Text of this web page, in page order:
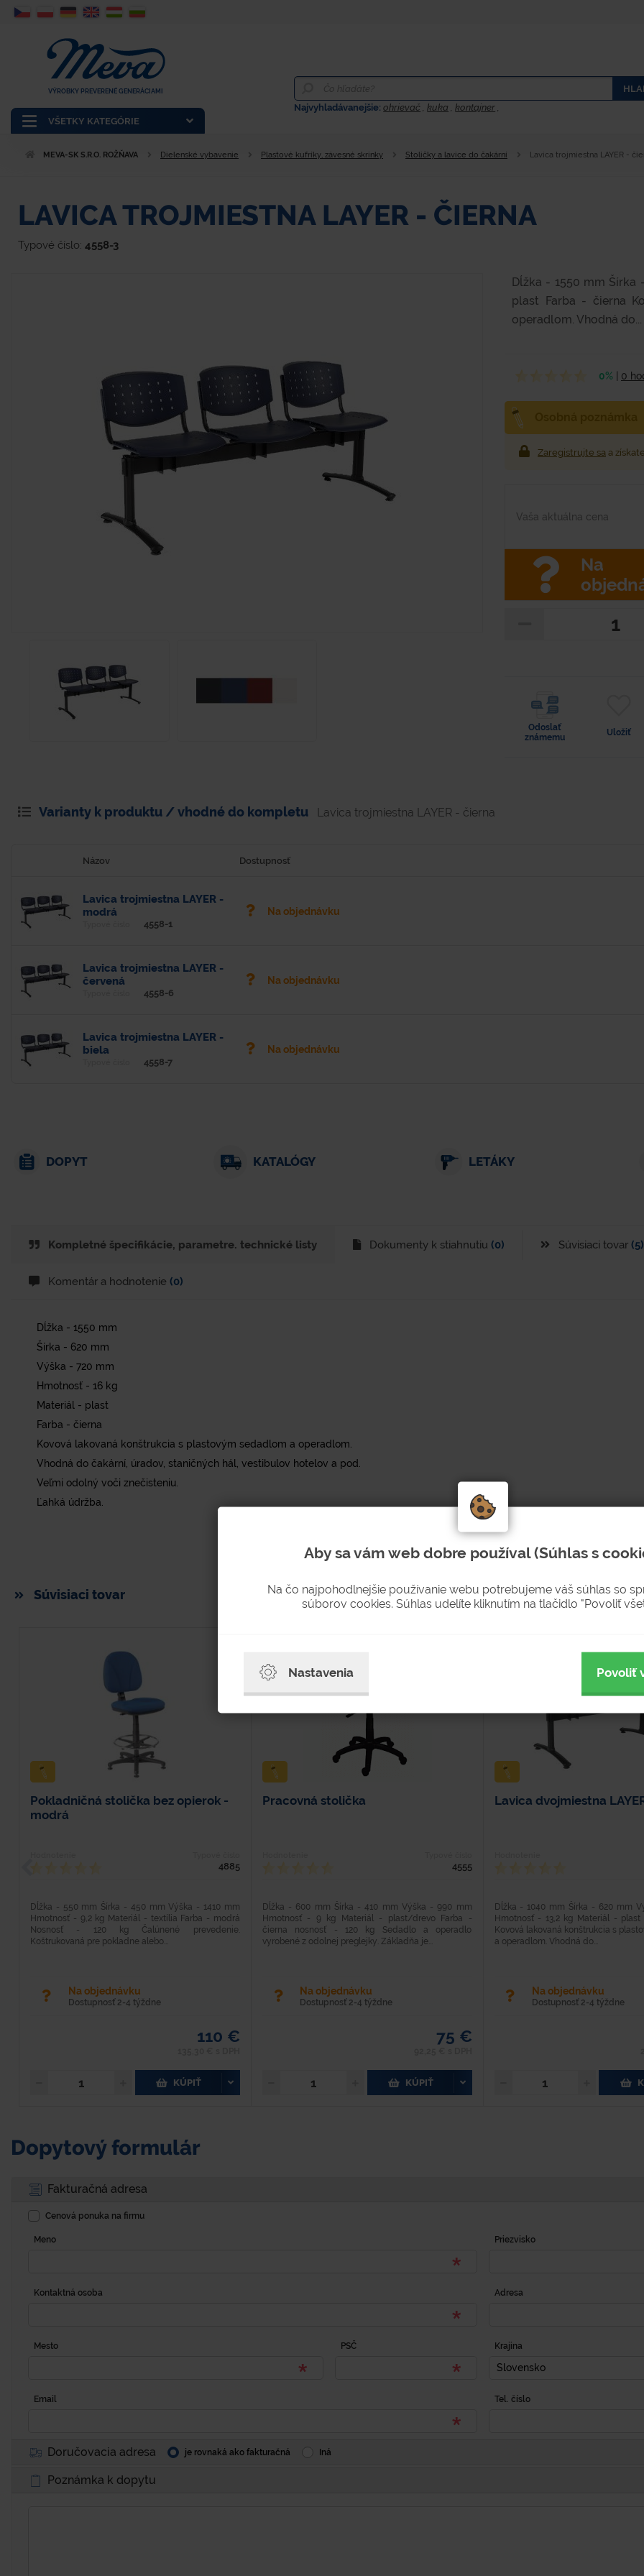
VŠETKY KATEGÓRIE
VÝROBKY PREVERENÉ GENERÁCIAMI
Najvyhladávanejšie:ohrievač ,kuka ,kontajner ,
MEVA-SK S.R.O. ROŽŇAVA Dielenské vybavenie Plastové kufríky, závesné skrinky Stoličky a lavice do čakární Lavica trojmiestna LAYER -
LAVICA TROJMIESTNA LAYER - ČIERNA
Typové číslo: 4558-3
Dĺžka - 1550 mm
plast Farba - čierna
operadlom. Vhodná do...
0% 0
Zaregistrujte sa a
Vaša aktuálna cena
Na
Odoslať
známemu
Uložiť
Varianty k produktu / vhodné do kompletu Lavica trojmiestna LAYER - čierna
Názov Dostupnosť
Lavica trojmiestna LAYER -
modrá
4558-1
Na objednávku
Lavica trojmiestna LAYER -
červená
4558-6
Na objednávku
Lavica trojmiestna LAYER -
biela
4558-7
Na objednávku
DOPYT KATALÓGY LETÁKY
Kompletné špecifikácie, parametre. technické listy Dokumenty k stiahnutiu (0) Súvisiaci tovar (5)
Komentár a hodnotenie (0)
Dĺžka - 1550 mm
Šírka - 620 mm
Výška - 720 mm
Hmotnosť - 16 kg
Materiál - plast
Farba - čierna
Kovová lakovaná konštrukcia s plastovým sedadlom a operadlom.
Vhodná do čakární, úradov, staničných hál, vestibulov hotelov a pod.
Veľmi odolný voči znečisteniu.
Ľahká údržba.
Súvisiaci tovar
Pokladničná stolička bez opierok -
modrá
4885
Dĺžka - 550 mm Šírka - 450 mm Výška - 1410 mm
Hmotnosť - 9,2 kg Materiál - textília Farba - modrá
Nosnosť - 120 kg Čalúnené prevedenie.
Koštrukovaná pre pokladne alebo...
Na objednávku
Dostupnosť 2-4 týždne
110 €
KÚPIŤ
Pracovná stolička
4555
Dĺžka - 600 mm Šírka - 410 mm Výška - 990 mm
Hmotnosť - 9 kg Materiál - plast/drevo Farba -
čierna nosnosť - 120 kg Sedadlo a operadlo
vyrobené z odolnej preglejky. Základňa je...
Na objednávku
Dostupnosť 2-4 týždne
75 €
KÚPIŤ
Lavica dvojmiestna
Dĺžka - 1040 mm Šírka - 620 mm
Hmotnosť - 13,2 kg Materiál - plast
Kovová lakovaná konštrukcia s
a operadlom. Vhodná do...
Na objednávku
Dostupnosť 2-4 týždne
Dopytový formulár
Fakturačná adresa
Cenová ponuka na firmu
Meno Priezvisko
Kontaktná osoba Adresa
Mesto PSČ Krajina
Slovensko
Email Tel. číslo
Doručovacia adresa je rovnaká ako fakturačná Iná
Poznámka k dopytu
Aby sa vám web dobre používal (Súhlas s
Na čo najpohodlnejšie používanie webu potrebujeme váš súhlas so
súborov cookies. Súhlas udelíte kliknutím na tlačidlo "Povoliť
Nastavenia Povoliť